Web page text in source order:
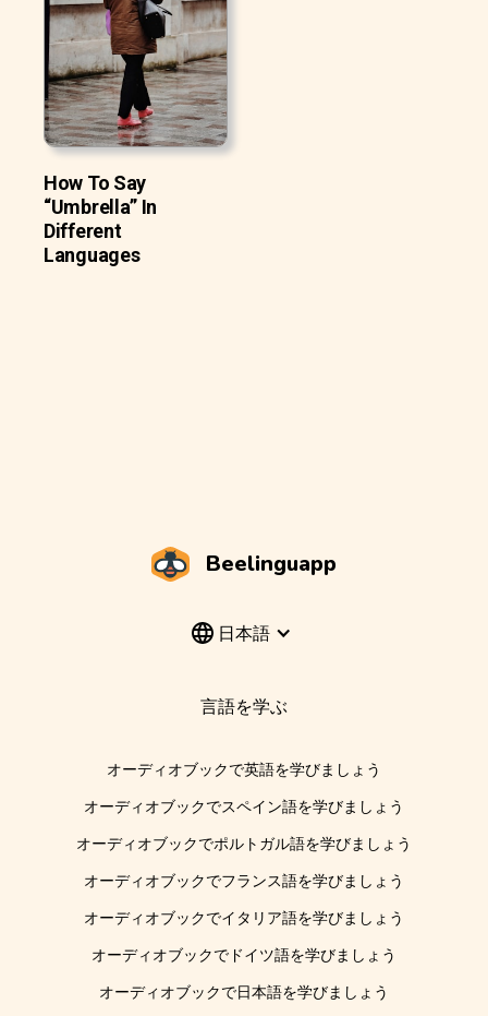
How To Say
“Umbrella” In
Different
Languages
Beelinguapp
日本語
言語を学ぶ
オーディオブックで英語を学びましょう
オーディオブックでスペイン語を学びましょう
オーディオブックでポルトガル語を学びましょう
オーディオブックでフランス語を学びましょう
オーディオブックでイタリア語を学びましょう
オーディオブックでドイツ語を学びましょう
オーディオブックで日本語を学びましょう